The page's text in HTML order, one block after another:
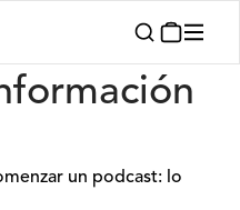
un podcast: lo